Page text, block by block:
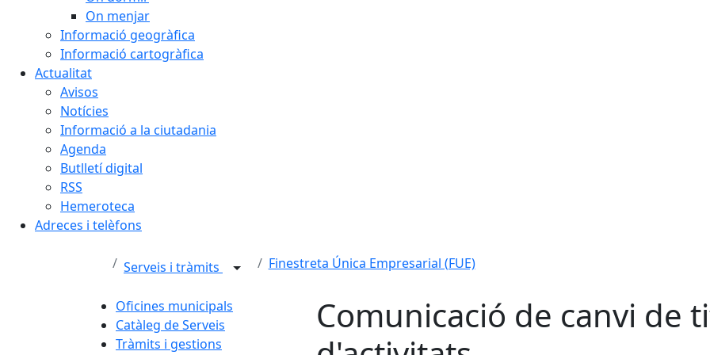
On menjar
Informació geogràfica
Informació cartogràfica
Actualitat
Avisos
Notícies
Informació a la ciutadania
Agenda
Butlletí digital
RSS
Hemeroteca
Adreces i telèfons
Serveis i tràmits Finestreta Única Empresarial (FUE)
Oficines municipals
Catàleg de Serveis
Tràmits i gestions
Comunicació de canvi de